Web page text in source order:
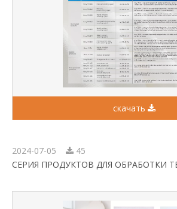
скачать
2024-07-05
45
СЕРИЯ ПРОДУКТОВ ДЛЯ ОБРАБОТКИ